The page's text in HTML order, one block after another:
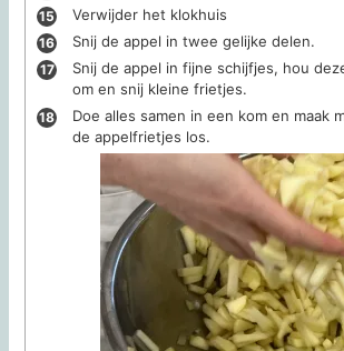
Verwijder het klokhuis
Snij de appel in twee gelijke delen.
Snij de appel in fijne schijfjes, hou
om en snij kleine frietjes.
Doe alles samen in een kom en maak
de appelfrietjes los.